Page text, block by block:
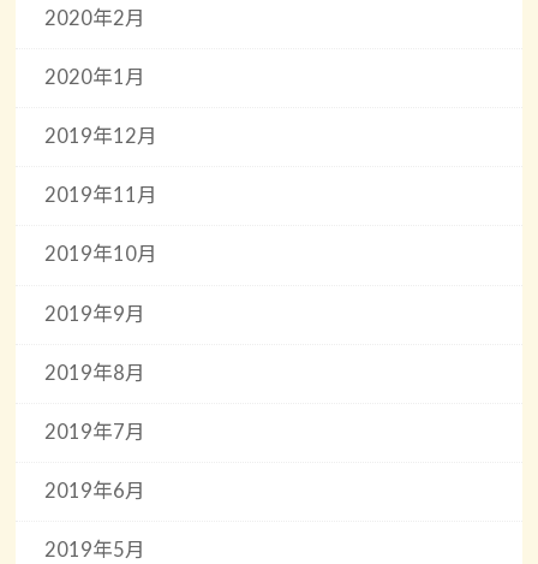
2020年2月
2020年1月
2019年12月
2019年11月
2019年10月
2019年9月
2019年8月
2019年7月
2019年6月
2019年5月